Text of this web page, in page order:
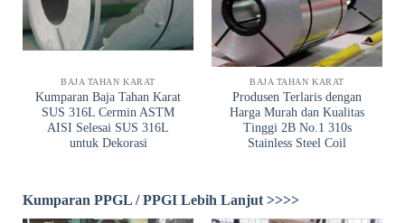
BAJA TAHAN KARAT
Kumparan Baja Tahan Karat
SUS 316L Cermin ASTM
AISI Selesai SUS 316L
untuk Dekorasi
BAJA TAHAN KARAT
Produsen Terlaris dengan
Harga Murah dan Kualitas
Tinggi 2B No.1 310s
Stainless Steel Coil
Kumparan PPGL / PPGI Lebih Lanjut >>>>